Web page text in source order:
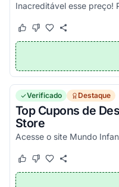
Inacreditável esse preço!
Este cupom funcionou
Este cupom não
Verificado Destaque
Top Cupons de
Store
Este cupom funcionou
Este cupom não